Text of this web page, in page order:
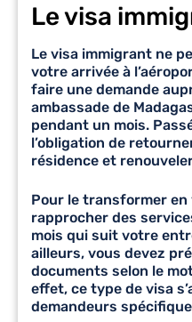
Le visa
Le visa immigrant ne
votre arrivée à
faire une demande
ambassade de
pendant un mois.
l’obligation de
résidence et
Pour le transformer
rapprocher des
mois qui suit votre
ailleurs, vous devez
documents selon le
effet, ce type de visa
demandeurs